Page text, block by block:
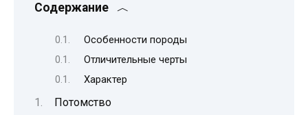
Содержание
Особенности породы
Отличительные черты
Характер
Потомство